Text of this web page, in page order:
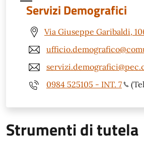
Servizi Demografici
Via Giuseppe Garibaldi,
0984 525105 - INT. 7
Strumenti di tutela